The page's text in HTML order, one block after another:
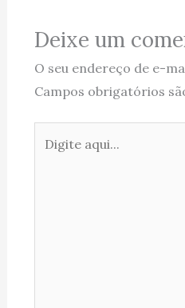
Deixe um
O seu endereço de e-
Campos obrigatórios
aqui...